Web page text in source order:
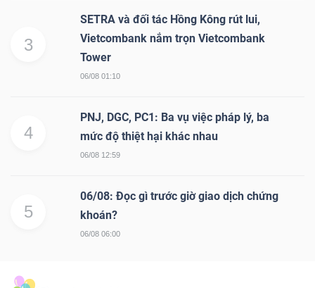
3
SETRA và đối tác Hồng Kông rút lui,
Vietcombank nắm trọn Vietcombank
Tower
06/08 01:10
4
PNJ, DGC, PC1: Ba vụ việc pháp lý, ba
mức độ thiệt hại khác nhau
06/08 12:59
5
06/08: Đọc gì trước giờ giao dịch chứng
khoán?
06/08 06:00